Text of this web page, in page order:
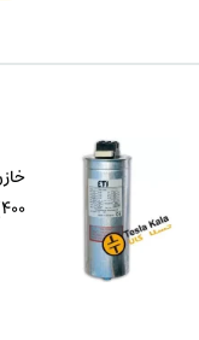
400) ETI